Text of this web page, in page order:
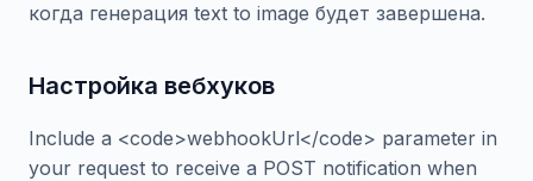
когда генерация text to image будет завершена.
Настройка вебхуков
Include a <code>webhookUrl</code> parameter in
your request to receive a POST notification when